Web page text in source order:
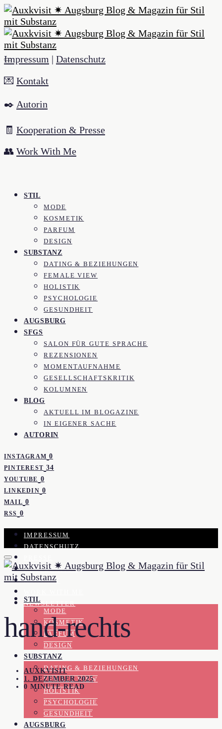
Impressum | Datenschutz
💌 Kontakt
✒️ Autorin
🧾 Kooperation & Presse
👥 Work With Me
STIL
MODE
KOSMETIK
PARFUM
DESIGN
SUBSTANZ
DATING & BEZIEHUNGEN
FEMALE VIEW
HOLISTIK
PSYCHOLOGIE
GESUNDHEIT
AUGSBURG
SFGS
SALON FÜR GUTE SPRACHE
REZENSIONEN
MOMENTAUFNAHME
GESELLSCHAFTSKRITIK
KOLUMNEN
BLOG
AKTUELL IM BLOGAZINE
IN EIGENER SACHE
AUTORIN
INSTAGRAM 0
PINTEREST 34
YOUTUBE 0
LINKEDIN 0
MAIL 0
RSS 0
IMPRESSUM
DATENSCHUTZ
KOOPERATION
KONTAKT
NEWSLETTER
STIL
MODE
KOSMETIK
PARFUM
DESIGN
SUBSTANZ
DATING & BEZIEHUNGEN
FEMALE VIEW
HOLISTIK
PSYCHOLOGIE
GESUNDHEIT
AUGSBURG
hand-rechts
AUXKVISIT
1. DEZEMBER 2025
0 MINUTE READ